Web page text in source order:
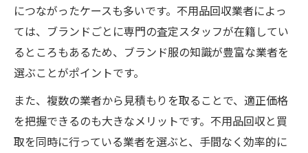
につながったケースも多いです。不用品回収業者によっ
ては、ブランドごとに専門の査定スタッフが在籍してい
るところもあるため、ブランド服の知識が豊富な業者を
選ぶことがポイントです。
また、複数の業者から見積もりを取ることで、適正価格
を把握できるのも大きなメリットです。不用品回収と買
取を同時に行っている業者を選ぶと、手間なく効率的に